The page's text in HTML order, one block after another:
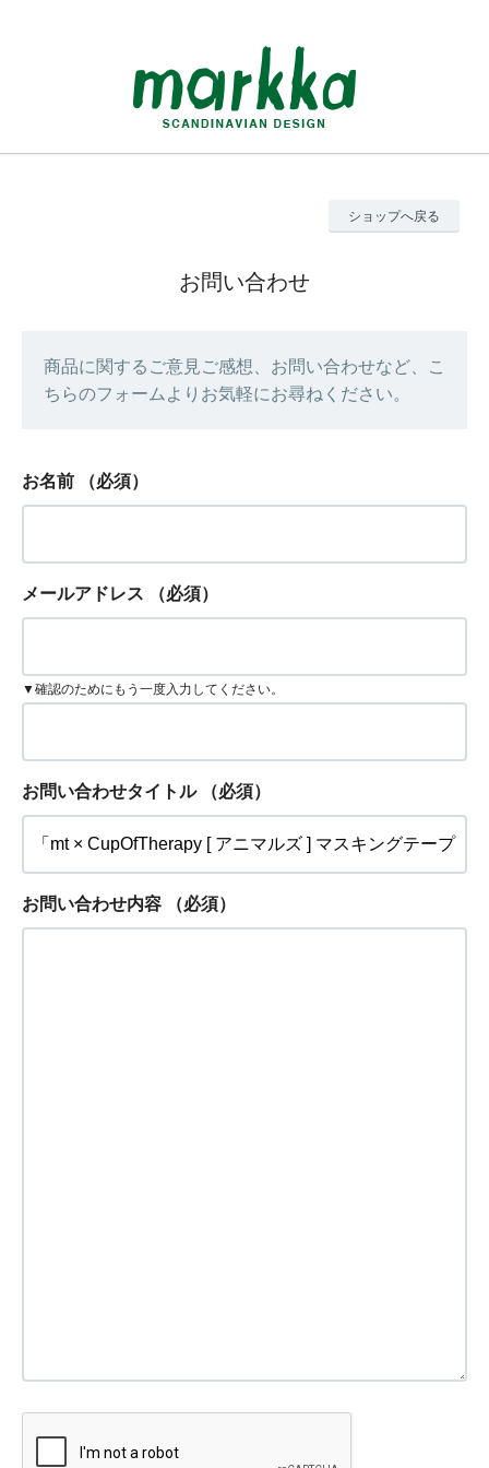
ショップへ戻る
お問い合わせ
商品に関するご意見ご感想、お問い合わせなど、こ
ちらのフォームよりお気軽にお尋ねください。
お名前 （必須）
メールアドレス （必須）
▼確認のためにもう一度入力してください。
お問い合わせタイトル （必須）
お問い合わせ内容 （必須）